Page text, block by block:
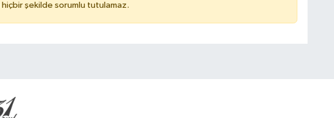
şekilde sorumlu tutulamaz.